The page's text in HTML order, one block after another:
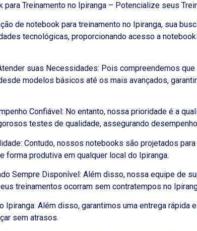
para Treinamento no Ipiranga – Potencialize seus
de notebook para treinamento no Ipiranga, sua
tecnológicas, proporcionando acesso a
suas Necessidades: Pois compreendemos
modelos básicos até os mais avançados,
Confiável: No entanto, nossa prioridade é a
testes de qualidade, assegurando
Contudo, nossos notebooks são projetados
forma produtiva em qualquer local do Ipiranga.
Sempre Disponível: Além disso, nossa equipe de
treinamentos ocorram sem contratempos no
Ipiranga: Além disso, garantimos uma entrega
sem atrasos.